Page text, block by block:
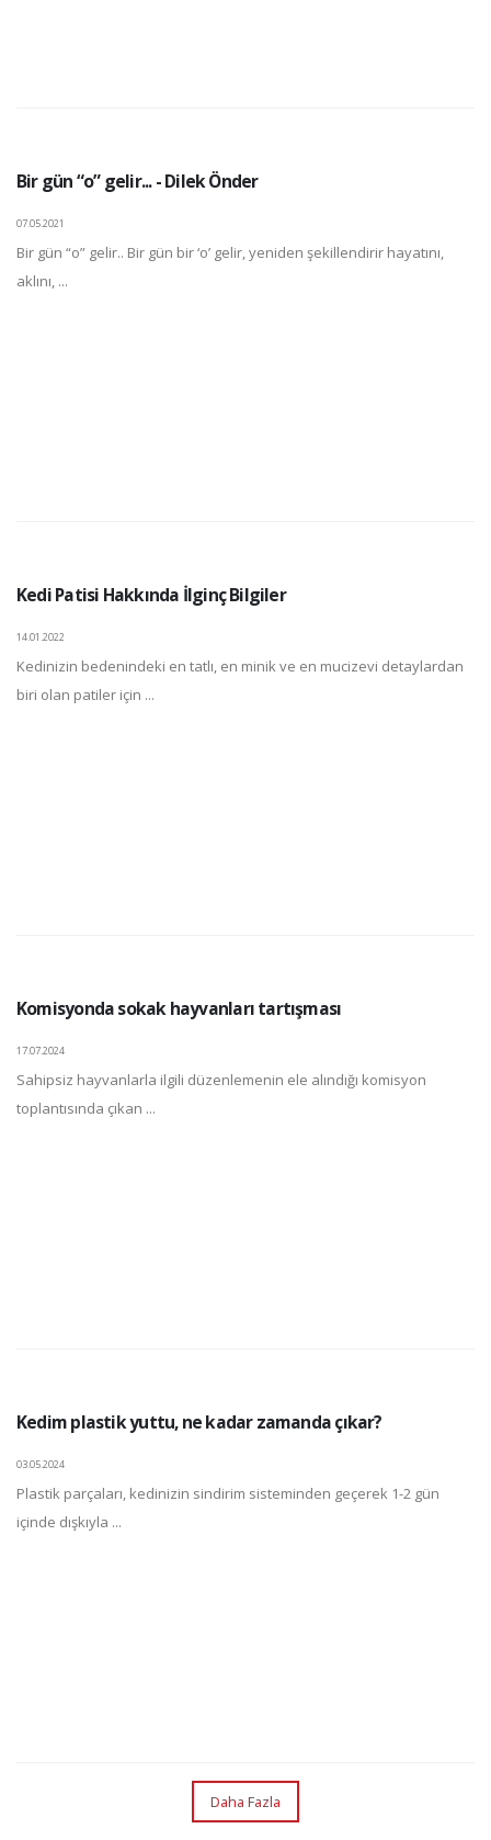
Bir gün “o” gelir... - Dilek Önder
07.05.2021
Bir gün “o” gelir.. Bir gün bir ‘o’ gelir, yeniden şekillendirir hayatını,
aklını, ...
Kedi Patisi Hakkında İlginç Bilgiler
14.01.2022
Kedinizin bedenindeki en tatlı, en minik ve en mucizevi detaylardan
biri olan patiler için ...
Komisyonda sokak hayvanları tartışması
17.07.2024
Sahipsiz hayvanlarla ilgili düzenlemenin ele alındığı komisyon
toplantısında çıkan ...
Kedim plastik yuttu, ne kadar zamanda çıkar?
03.05.2024
Plastik parçaları, kedinizin sindirim sisteminden geçerek 1-2 gün
içinde dışkıyla ...
Daha Fazla